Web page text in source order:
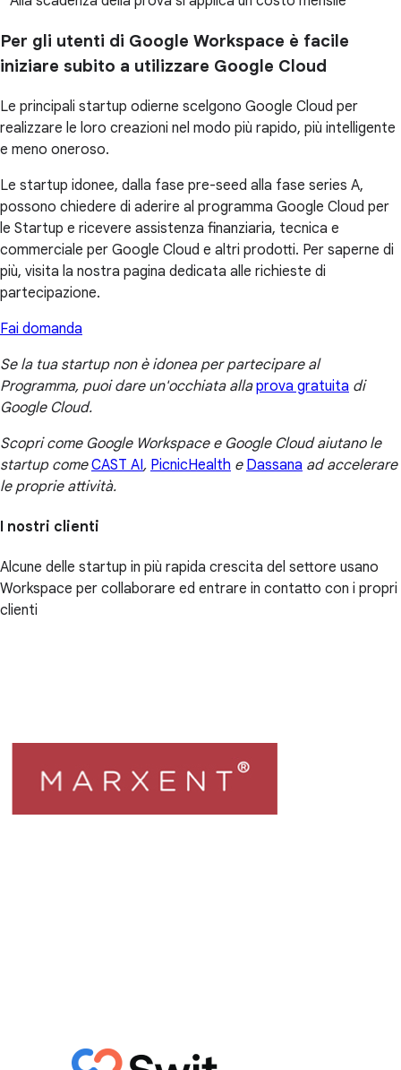
Per gli utenti di Google Workspace è facile
iniziare subito a utilizzare Google Cloud
Le principali startup odierne scelgono Google Cloud per
realizzare le loro creazioni nel modo più rapido, più intelligente
e meno oneroso.
Le startup idonee, dalla fase pre-seed alla fase series A,
possono chiedere di aderire al programma Google Cloud per
le Startup e ricevere assistenza finanziaria, tecnica e
commerciale per Google Cloud e altri prodotti. Per saperne di
più, visita la nostra pagina dedicata alle richieste di
partecipazione.
Fai domanda
Se la tua startup non è idonea per partecipare al
Programma, puoi dare un'occhiata allaprova gratuita di
Google Cloud.
Scopri come Google Workspace e Google Cloud aiutano le
startup comeCAST AI, PicnicHealth e Dassana ad accelerare
le proprie attività.
I nostri clienti
Alcune delle startup in più rapida crescita del settore usano
Workspace per collaborare ed entrare in contatto con i propri
clienti